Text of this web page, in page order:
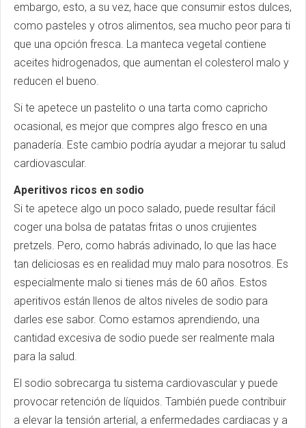
embargo, esto, a su vez, hace que consumir estos dulces,
como pasteles y otros alimentos, sea mucho peor para ti
que una opción fresca. La manteca vegetal contiene
aceites hidrogenados, que aumentan el colesterol malo y
reducen el bueno.
Si te apetece un pastelito o una tarta como capricho
ocasional, es mejor que compres algo fresco en una
panadería. Este cambio podría ayudar a mejorar tu salud
cardiovascular.
Aperitivos ricos en sodio
Si te apetece algo un poco salado, puede resultar fácil
coger una bolsa de patatas fritas o unos crujientes
pretzels. Pero, como habrás adivinado, lo que las hace
tan deliciosas es en realidad muy malo para nosotros. Es
especialmente malo si tienes más de 60 años. Estos
aperitivos están llenos de altos niveles de sodio para
darles ese sabor. Como estamos aprendiendo, una
cantidad excesiva de sodio puede ser realmente mala
para la salud.
El sodio sobrecarga tu sistema cardiovascular y puede
provocar retención de líquidos. También puede contribuir
a elevar la tensión arterial, a enfermedades cardiacas y a